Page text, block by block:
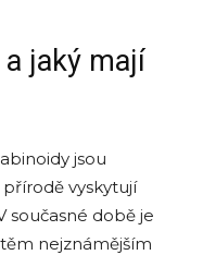
jaký mají
jsou
vyskytují
současné době je
nejznámějším